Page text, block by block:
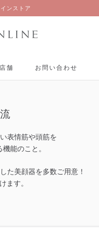
ンストア
舗
お問い合わせ
表情筋や頭筋を
能のこと。
た美顔器を多数ご用意！
ます。